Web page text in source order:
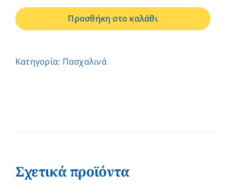
Φλιτζάνι
καλάθι
Προσθήκη στο καλάθι
Κατηγορία: Πασχαλινά
Σχετικά προϊόντα